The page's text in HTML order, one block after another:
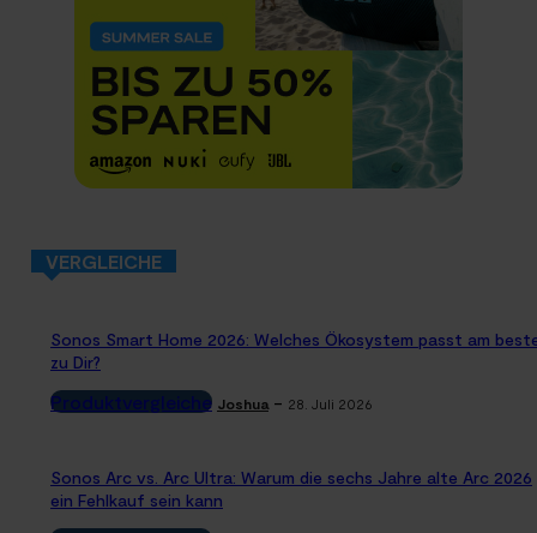
VERGLEICHE
Sonos Smart Home 2026: Welches Ökosystem passt am
zu Dir?
Produktvergleiche Joshua - 28. Juli 2026
Sonos Arc vs. Arc Ultra: Warum die sechs Jahre alte Arc 2026
ein Fehlkauf sein kann